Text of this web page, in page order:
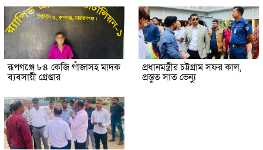
রূপগঞ্জে ৮৪ কেজি গাঁজাসহ মাদক
ব্যবসায়ী গ্রেপ্তার
প্রধানমন্ত্রীর চট্টগ্রাম সফর কাল,
প্রস্তুত সাত ভেন্যু